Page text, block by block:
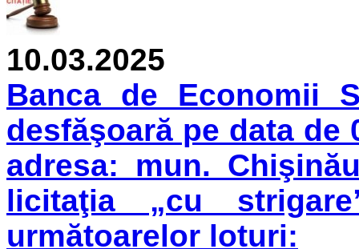
10.03.2025
Banca de Economii
desfăşoară pe data de
adresa: mun.
licitaţia „cu
următoarelor loturi: